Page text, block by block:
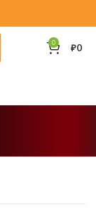
0 ₽0